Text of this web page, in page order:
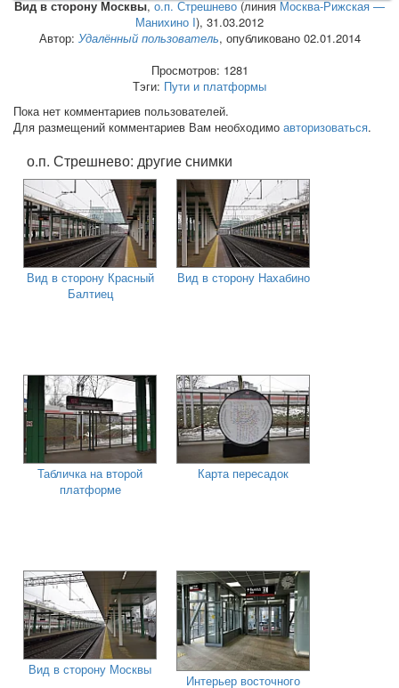
Вид в сторону Москвы,о.п. Стрешнево (линияМосква-Рижская —
Манихино I), 31.03.2012
Автор: Удалённый пользователь, опубликовано 02.01.2014
Просмотров: 1281
Тэги: Пути и платформы
Пока нет комментариев пользователей.
Для размещений комментариев Вам необходимо авторизоваться.
о.п. Стрешнево: другие снимки
Вид в сторону Красный
Балтиец
Вид в сторону Нахабино
Табличка на второй
платформе
Карта пересадок
Вид в сторону Москвы
Интерьер восточного